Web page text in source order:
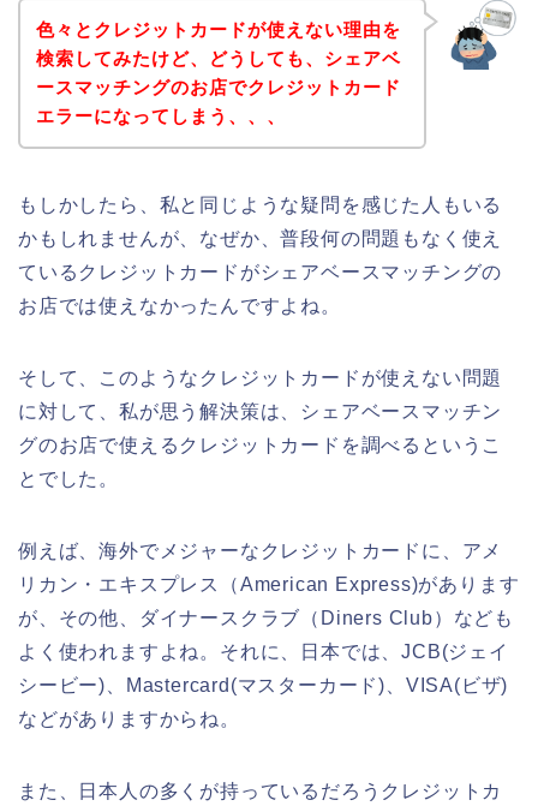
色々とクレジットカードが使えない理由を
検索してみたけど、どうしても、シェアベ
ースマッチングのお店でクレジットカード
エラーになってしまう、、、
もしかしたら、私と同じような疑問を感じた人もいる
かもしれませんが、なぜか、普段何の問題もなく使え
ているクレジットカードがシェアベースマッチングの
お店では使えなかったんですよね。
そして、このようなクレジットカードが使えない問題
に対して、私が思う解決策は、シェアベースマッチン
グのお店で使えるクレジットカードを調べるというこ
とでした。
例えば、海外でメジャーなクレジットカードに、アメ
リカン・エキスプレス（American Express)があります
が、その他、ダイナースクラブ（Diners Club）なども
よく使われますよね。それに、日本では、JCB(ジェイ
シービー)、Mastercard(マスターカード)、VISA(ビザ)
などがありますからね。
また、日本人の多くが持っているだろうクレジットカ